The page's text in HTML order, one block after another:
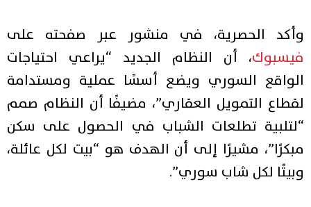
وأكد الحصرية، في منشور عبر صفحته على
فيسبوك، أن النظام الجديد “يراعي احتياجات
الواقع السوري ويضع أسسًا عملية ومستدامة
لقطاع التمويل العقاري”، مضيفًا أن النظام صمم
“لتلبية تطلعات الشباب في الحصول على سكن
مبكرًا”، مشيرًا إلى أن الهدف هو “بيت لكل عائلة،
وبيتًا لكل شاب سوري”.